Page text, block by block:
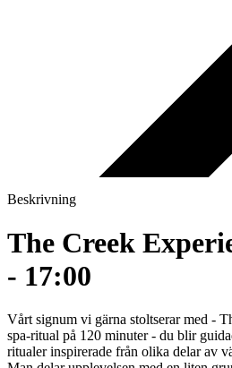
Beskrivning
The Creek
- 17:00
Vårt signum vi gärna stoltserar med -
spa-ritual på 120 minuter - du blir
ritualer inspirerade från olika delar av